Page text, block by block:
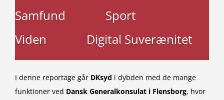
Samfund
Sport
Viden
Digital Suverænitet
I denne reportage går DKsyd i dybden med de mange
funktioner ved Dansk Generalkonsulat i Flensborg, hvor